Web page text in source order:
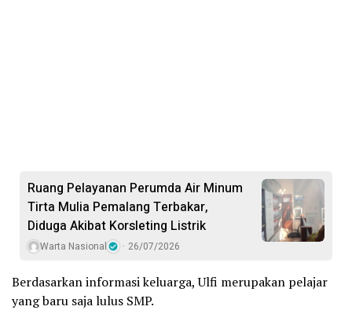
Ruang Pelayanan Perumda Air Minum
Tirta Mulia Pemalang Terbakar,
Diduga Akibat Korsleting Listrik
Warta Nasional 26/07/2026
Berdasarkan informasi keluarga, Ulfi merupakan pelajar
yang baru saja lulus SMP.